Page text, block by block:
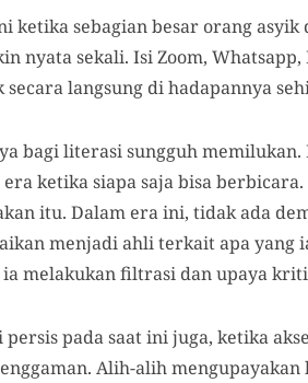
ketika sebagian besar orang
nyata sekali. Isi Zoom,
secara langsung di hadapannya
bagi literasi sungguh
ketika siapa saja bisa
itu. Dalam era ini, tidak ada
menjadi ahli terkait apa yang
melakukan filtrasi dan upaya
persis pada saat ini juga, ketika
Alih-alih